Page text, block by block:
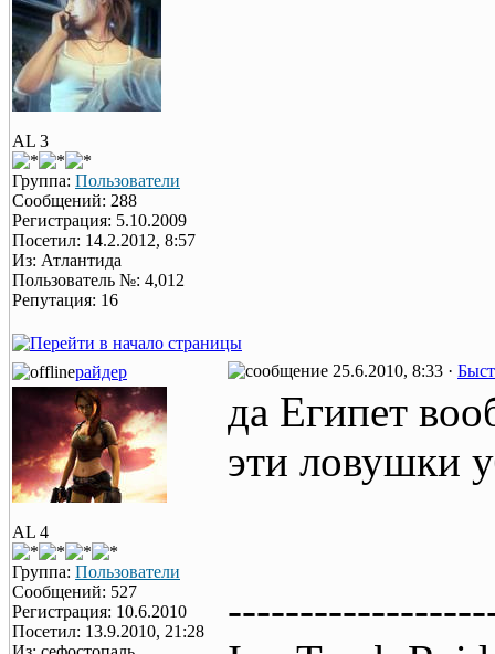
AL 3
Группа: Пользователи
Сообщений: 288
Регистрация: 5.10.2009
Посетил: 14.2.2012, 8:57
Из: Атлантида
Пользователь №: 4,012
Репутация: 16
райдер 25.6.2010, 8:33 ·
AL 4
Группа: Пользователи
Сообщений: 527
Регистрация: 10.6.2010
Посетил: 13.9.2010, 21:28
да Египет
эти ловушки